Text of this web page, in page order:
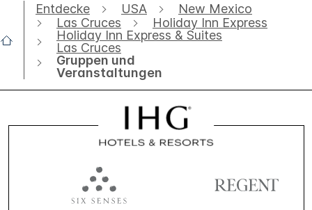
Entdecke USA
New Mexico
Las Cruces
Holiday Inn Express
Holiday Inn Express & Suites
Las Cruces
Gruppen und
Veranstaltungen